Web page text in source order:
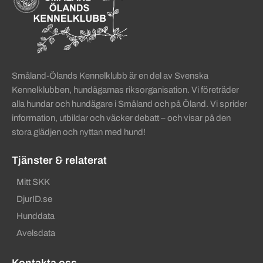
Småland-Ölands Kennelklubb är en del av Svenska
Kennelklubben, hundägarnas riksorganisation. Vi företräder
alla hundar och hundägare i Småland och på Öland. Vi sprider
information, utbildar och väcker debatt – och visar på den
stora glädjen och nyttan med hund!
Tjänster & relaterat
Mitt SKK
DjurID.se
Hunddata
Avelsdata